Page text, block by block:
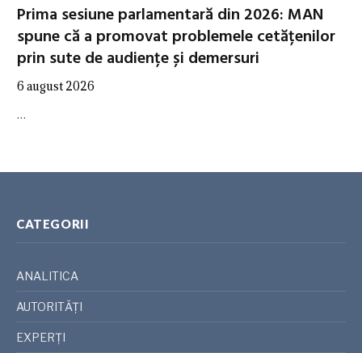
Prima sesiune parlamentară din 2026: MAN
spune că a promovat problemele cetățenilor
prin sute de audiențe și demersuri
6 august 2026
…
CATEGORII
ANALITICA
AUTORITĂȚI
EXPERȚI